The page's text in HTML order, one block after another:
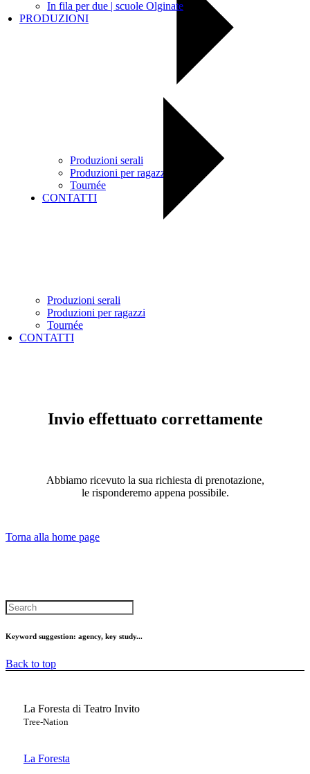
Produzioni serali
Produzioni per ragazzi
Tournée
CONTATTI
In fila per due | scuole Olginate
PRODUZIONI
Produzioni serali
Produzioni per ragazzi
Tournée
CONTATTI
Invio effettuato correttamente
Abbiamo ricevuto la sua richiesta di prenotazione,
le risponderemo appena possibile.
Torna alla home page
Keyword suggestion: agency, key study...
Back to top
La Foresta di Teatro Invito
Tree-Nation
La Foresta